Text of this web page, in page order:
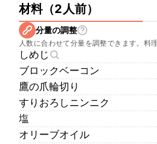
材料（2人前）
分量の調整
人数に合わせて分量を調整できます。料
しめじ
ブロックベーコン
鷹の爪輪切り
すりおろしニンニク
塩
オリーブオイル